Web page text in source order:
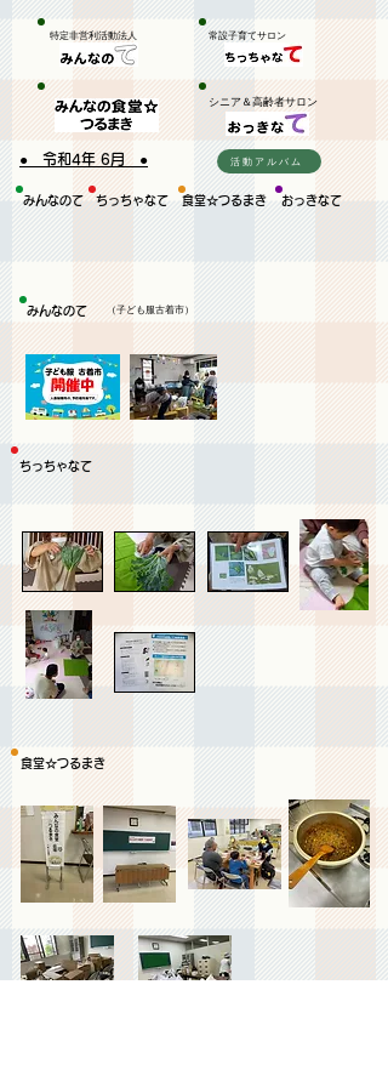
特定非営利活動法人 ​常設子育てサロン
​シニア＆高齢者サロン
● 令和4年 6月 ● 活動アルバム
みんなのて ​ちっちゃなて ​食堂☆つるまき おっきなて
みんなのて （子ども服古着市）
​ちっちゃなて
​食堂☆つるまき